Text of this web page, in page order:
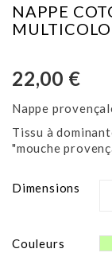
NAPPE
22,00 €
Nappe
Tissu à
"mouche
Dimensions
Couleurs